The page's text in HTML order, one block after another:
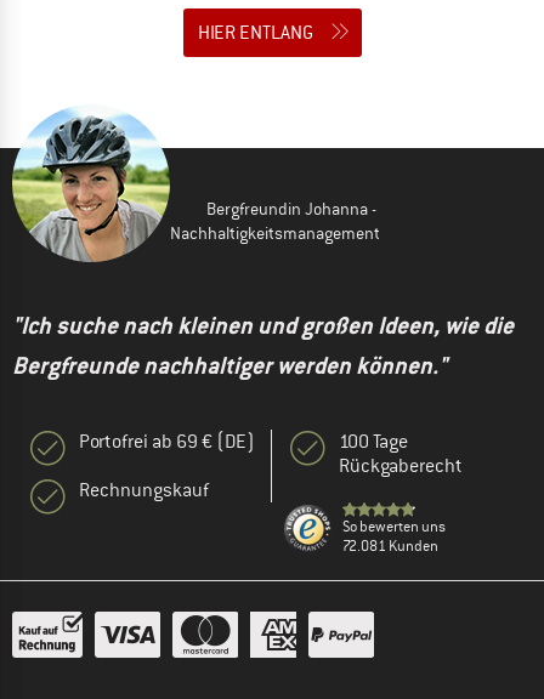
HIER ENTLANG
Bergfreundin Johanna -
Nachhaltigkeitsmanagement
"Ich suche nach kleinen und großen Ideen, wie die
Bergfreunde nachhaltiger werden können."
Portofrei ab 69 € (DE)
Rechnungskauf
100 Tage
Rückgaberecht
So bewerten uns
72.081 Kunden